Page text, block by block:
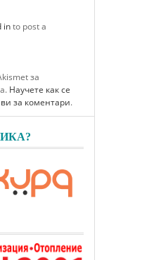
into post a
за
Научете как се
за коментари.